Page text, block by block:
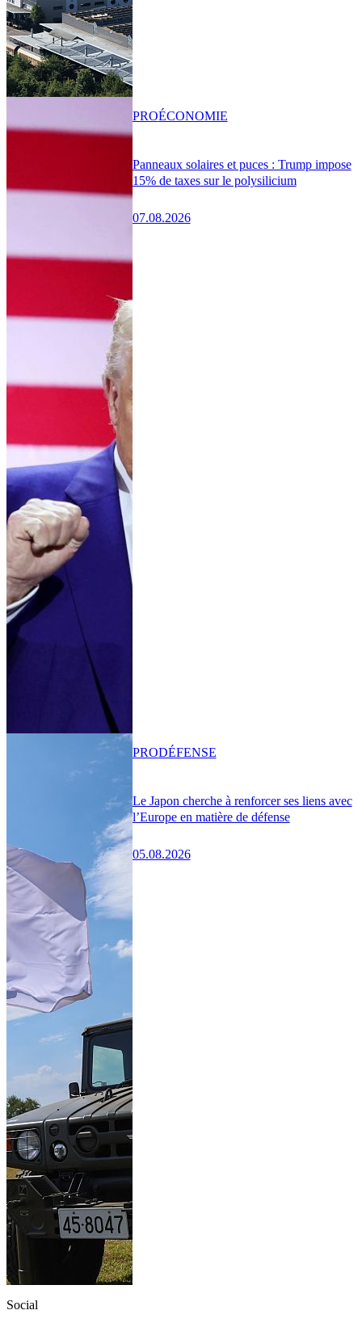
Panneaux solaires et puces : Trump impose
15% de taxes sur le polysilicium
07.08.2026
PROÉCONOMIE
Le Japon cherche à renforcer ses liens avec
l’Europe en matière de défense
05.08.2026
PRODÉFENSE
Social